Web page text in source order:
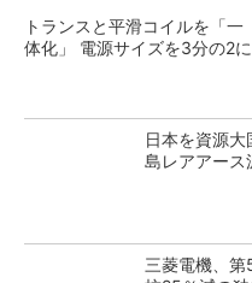
トランスと平滑コイルを「一
体化」 電源サイズを3分の2に
日本を資源
島レアアース
三菱電機、